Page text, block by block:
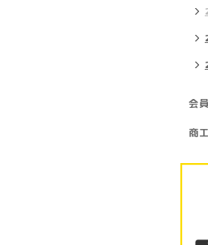
会
商